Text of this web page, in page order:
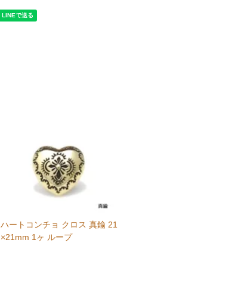
ハートコンチョ クロス 真鍮 21
×21mm 1ヶ ループ